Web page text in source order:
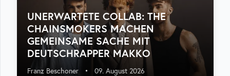
UNERWARTETE COLLAB: THE
CHAINSMOKERS MACHEN
GEMEINSAME SACHE MIT
DEUTSCHRAPPER MAKKO
Franz Beschoner • 09. August 2026